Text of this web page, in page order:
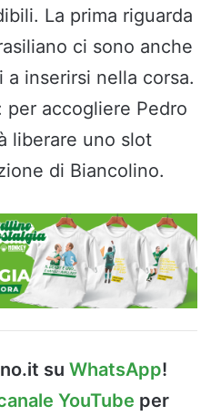
La prima riguarda
ci sono anche
inserirsi nella corsa.
per accogliere Pedro
liberare uno slot
di Biancolino.
su WhatsApp!
YouTube per